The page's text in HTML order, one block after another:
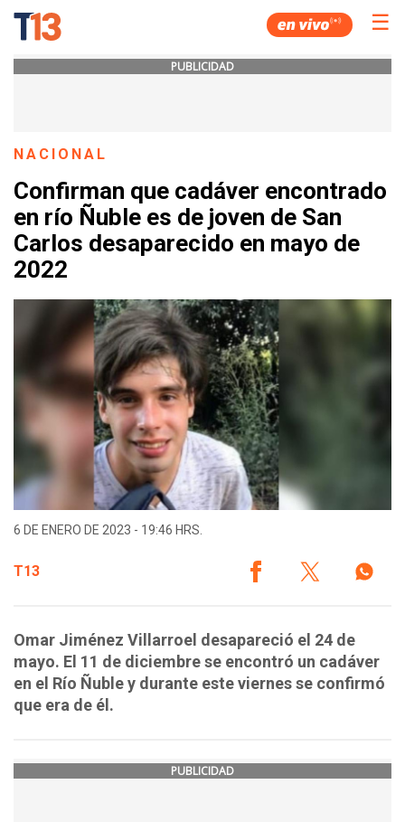
☰
PUBLICIDAD
NACIONAL
Confirman que cadáver encontrado
en río Ñuble es de joven de San
Carlos desaparecido en mayo de
2022
6 DE ENERO DE 2023 - 19:46 HRS.
T13
Omar Jiménez Villarroel desapareció el 24 de
mayo. El 11 de diciembre se encontró un cadáver
en el Río Ñuble y durante este viernes se confirmó
que era de él.
PUBLICIDAD